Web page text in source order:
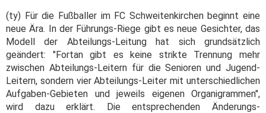
(ty) Für die Fußballer im FC Schweitenkirchen beginnt eine
neue Ära. In der Führungs-Riege gibt es neue Gesichter, das
Modell der Abteilungs-Leitung hat sich grundsätzlich
geändert: "Fortan gibt es keine strikte Trennung mehr
zwischen Abteilungs-Leitern für die Senioren und Jugend-
Leitern, sondern vier Abteilungs-Leiter mit unterschiedlichen
Aufgaben-Gebieten und jeweils eigenen Organigrammen",
wird dazu erklärt. Die entsprechenden Änderungs-